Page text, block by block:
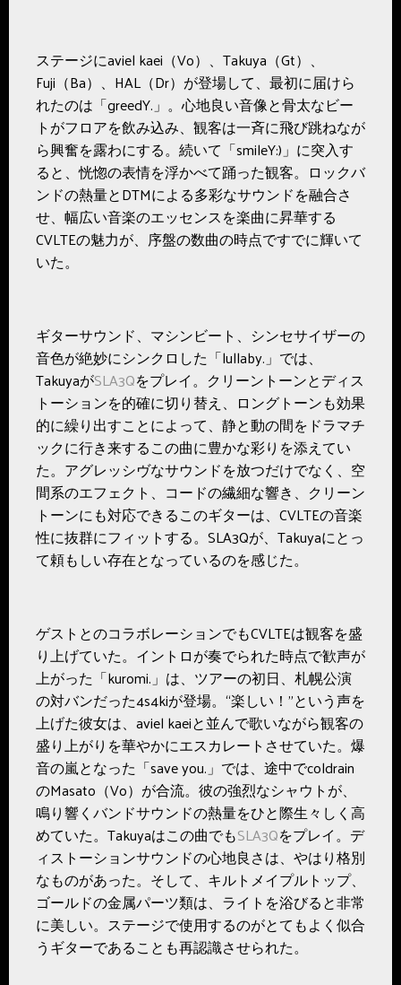
ステージにaviel kaei（Vo）、Takuya（Gt）、
Fuji（Ba）、HAL（Dr）が登場して、最初に届けら
れたのは「greedY.」。心地良い音像と骨太なビー
トがフロアを飲み込み、観客は一斉に飛び跳ねなが
ら興奮を露わにする。続いて「smileY:)」に突入す
ると、恍惚の表情を浮かべて踊った観客。ロックバ
ンドの熱量とDTMによる多彩なサウンドを融合さ
せ、幅広い音楽のエッセンスを楽曲に昇華する
CVLTEの魅力が、序盤の数曲の時点ですでに輝いて
いた。
ギターサウンド、マシンビート、シンセサイザーの
音色が絶妙にシンクロした「lullaby.」では、
TakuyaがSLA3Qをプレイ。クリーントーンとディス
トーションを的確に切り替え、ロングトーンも効果
的に繰り出すことによって、静と動の間をドラマチ
ックに行き来するこの曲に豊かな彩りを添えてい
た。アグレッシヴなサウンドを放つだけでなく、空
間系のエフェクト、コードの繊細な響き、クリーン
トーンにも対応できるこのギターは、CVLTEの音楽
性に抜群にフィットする。SLA3Qが、Takuyaにとっ
て頼もしい存在となっているのを感じた。
ゲストとのコラボレーションでもCVLTEは観客を盛
り上げていた。イントロが奏でられた時点で歓声が
上がった「kuromi.」は、ツアーの初日、札幌公演
の対バンだった4s4kiが登場。“楽しい！”という声を
上げた彼女は、aviel kaeiと並んで歌いながら観客の
盛り上がりを華やかにエスカレートさせていた。爆
音の嵐となった「save you.」では、途中でcoldrain
のMasato（Vo）が合流。彼の強烈なシャウトが、
鳴り響くバンドサウンドの熱量をひと際生々しく高
めていた。Takuyaはこの曲でもSLA3Qをプレイ。デ
ィストーションサウンドの心地良さは、やはり格別
なものがあった。そして、キルトメイプルトップ、
ゴールドの金属パーツ類は、ライトを浴びると非常
に美しい。ステージで使用するのがとてもよく似合
うギターであることも再認識させられた。